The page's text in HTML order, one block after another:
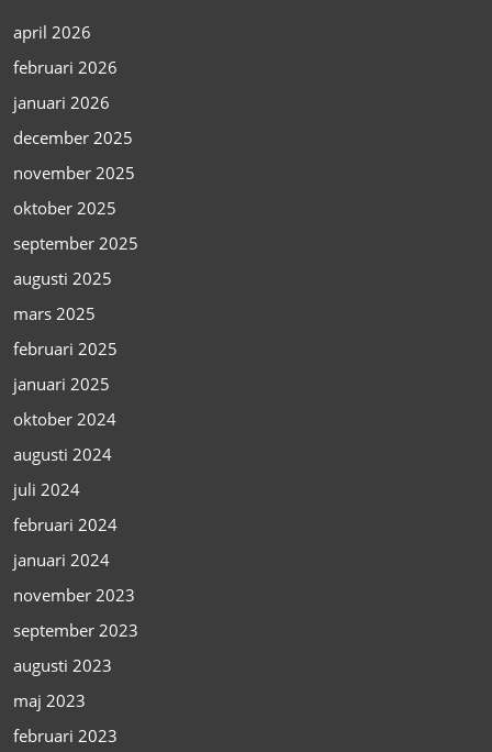
april 2026
februari 2026
januari 2026
december 2025
november 2025
oktober 2025
september 2025
augusti 2025
mars 2025
februari 2025
januari 2025
oktober 2024
augusti 2024
juli 2024
februari 2024
januari 2024
november 2023
september 2023
augusti 2023
maj 2023
februari 2023